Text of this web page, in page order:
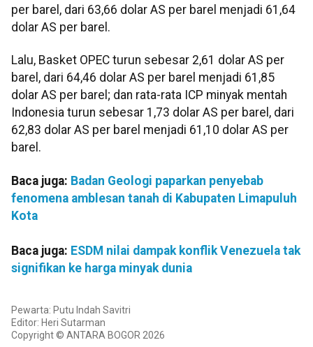
per barel, dari 63,66 dolar AS per barel menjadi 61,64
dolar AS per barel.
Lalu, Basket OPEC turun sebesar 2,61 dolar AS per
barel, dari 64,46 dolar AS per barel menjadi 61,85
dolar AS per barel; dan rata-rata ICP minyak mentah
Indonesia turun sebesar 1,73 dolar AS per barel, dari
62,83 dolar AS per barel menjadi 61,10 dolar AS per
barel.
Baca juga: Badan Geologi paparkan penyebab
fenomena amblesan tanah di Kabupaten Limapuluh
Kota
Baca juga: ESDM nilai dampak konflik Venezuela tak
signifikan ke harga minyak dunia
Pewarta: Putu Indah Savitri
Editor: Heri Sutarman
Copyright © ANTARA BOGOR 2026